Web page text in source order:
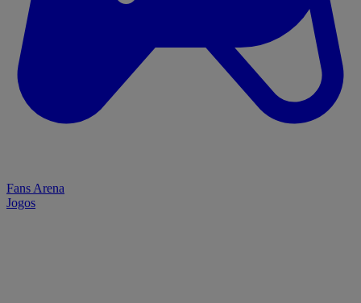
Fans Arena
Jogos